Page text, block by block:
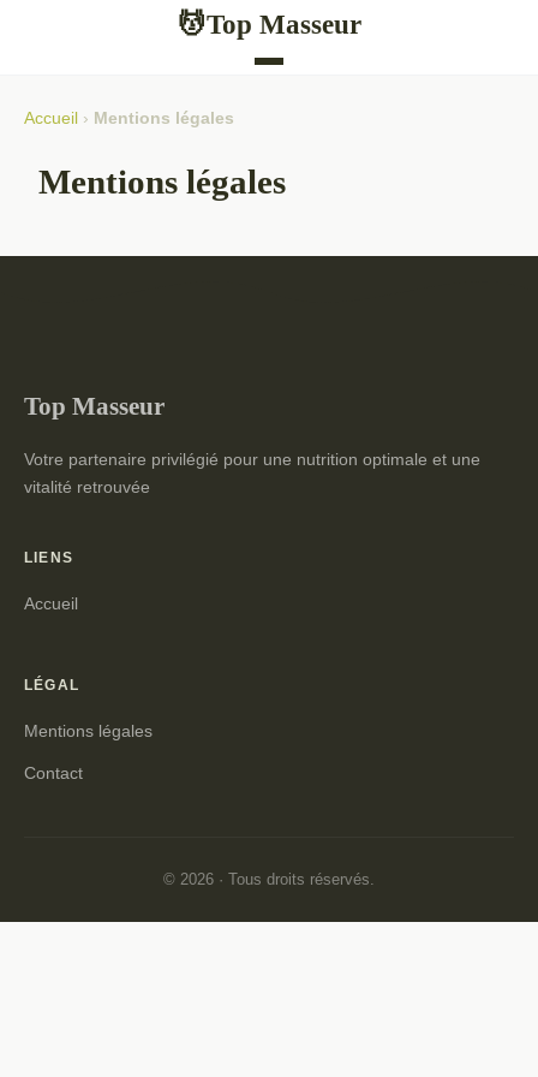
💆Top Masseur
Accueil › Mentions légales
Mentions légales
Top Masseur
Votre partenaire privilégié pour une nutrition optimale et une
vitalité retrouvée
LIENS
Accueil
LÉGAL
Mentions légales
Contact
© 2026 · Tous droits réservés.